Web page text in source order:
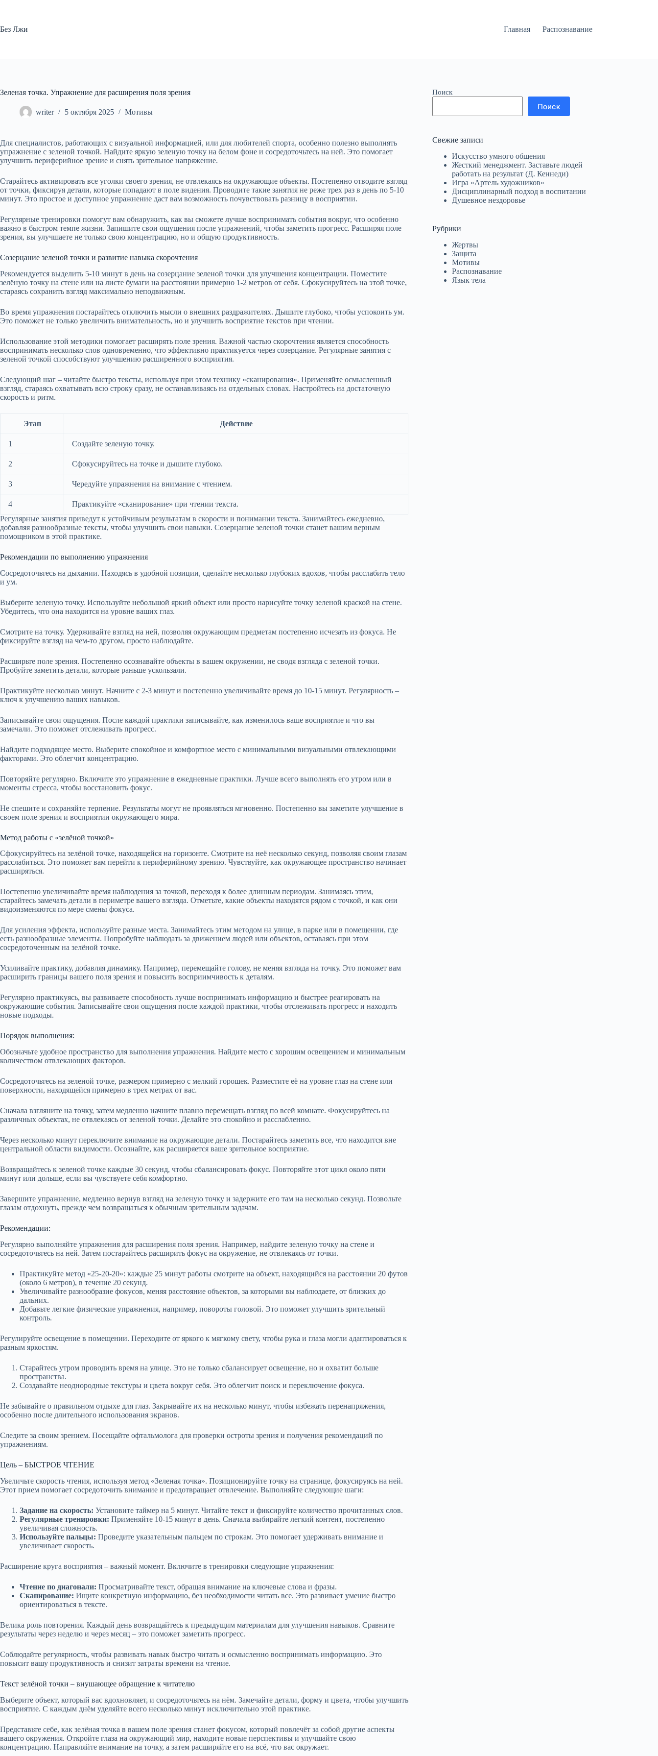
Без Лжи
Главная Распознавание
Зеленая точка. Упражнение для расширения поля зрения
writer 5 октября 2025 Мотивы
Для специалистов, работающих с визуальной информацией, или для любителей спорта, особенно полезно выполнять
упражнение с зеленой точкой. Найдите яркую зеленую точку на белом фоне и сосредоточьтесь на ней. Это помогает
улучшить периферийное зрение и снять зрительное напряжение.
Старайтесь активировать все уголки своего зрения, не отвлекаясь на окружающие объекты. Постепенно отводите взгляд
от точки, фиксируя детали, которые попадают в поле видения. Проводите такие занятия не реже трех раз в день по 5-10
минут. Это простое и доступное упражнение даст вам возможность почувствовать разницу в восприятии.
Регулярные тренировки помогут вам обнаружить, как вы сможете лучше воспринимать события вокруг, что особенно
важно в быстром темпе жизни. Запишите свои ощущения после упражнений, чтобы заметить прогресс. Расширяя поле
зрения, вы улучшаете не только свою концентрацию, но и общую продуктивность.
Созерцание зеленой точки и развитие навыка скорочтения
Рекомендуется выделить 5-10 минут в день на созерцание зеленой точки для улучшения концентрации. Поместите
зелёную точку на стене или на листе бумаги на расстоянии примерно 1-2 метров от себя. Сфокусируйтесь на этой точке,
стараясь сохранить взгляд максимально неподвижным.
Во время упражнения постарайтесь отключить мысли о внешних раздражителях. Дышите глубоко, чтобы успокоить ум.
Это поможет не только увеличить внимательность, но и улучшить восприятие текстов при чтении.
Использование этой методики помогает расширять поле зрения. Важной частью скорочтения является способность
воспринимать несколько слов одновременно, что эффективно практикуется через созерцание. Регулярные занятия с
зеленой точкой способствуют улучшению расширенного восприятия.
Следующий шаг – читайте быстро тексты, используя при этом технику «сканирования». Применяйте осмысленный
взгляд, стараясь охватывать всю строку сразу, не останавливаясь на отдельных словах. Настройтесь на достаточную
скорость и ритм.
Этап Действие
1 Создайте зеленую точку.
2 Сфокусируйтесь на точке и дышите глубоко.
3 Чередуйте упражнения на внимание с чтением.
4
Практикуйте «сканирование» при чтении текста.
Регулярные занятия приведут к устойчивым результатам в скорости и понимании текста. Занимайтесь ежедневно,
добавляя разнообразные тексты, чтобы улучшить свои навыки. Созерцание зеленой точки станет вашим верным
помощником в этой практике.
Рекомендации по выполнению упражнения
Сосредоточьтесь на дыхании. Находясь в удобной позиции, сделайте несколько глубоких вдохов, чтобы расслабить тело
и ум.
Выберите зеленую точку. Используйте небольшой яркий объект или просто нарисуйте точку зеленой краской на стене.
Убедитесь, что она находится на уровне ваших глаз.
Смотрите на точку. Удерживайте взгляд на ней, позволяя окружающим предметам постепенно исчезать из фокуса. Не
фиксируйте взгляд на чем-то другом, просто наблюдайте.
Расширьте поле зрения. Постепенно осознавайте объекты в вашем окружении, не сводя взгляда с зеленой точки.
Пробуйте заметить детали, которые раньше ускользали.
Практикуйте несколько минут. Начните с 2-3 минут и постепенно увеличивайте время до 10-15 минут. Регулярность –
ключ к улучшению ваших навыков.
Записывайте свои ощущения. После каждой практики записывайте, как изменилось ваше восприятие и что вы
замечали. Это поможет отслеживать прогресс.
Найдите подходящее место. Выберите спокойное и комфортное место с минимальными визуальными отвлекающими
факторами. Это облегчит концентрацию.
Повторяйте регулярно. Включите это упражнение в ежедневные практики. Лучше всего выполнять его утром или в
моменты стресса, чтобы восстановить фокус.
Не спешите и сохраняйте терпение. Результаты могут не проявляться мгновенно. Постепенно вы заметите улучшение в
своем поле зрения и восприятии окружающего мира.
Метод работы с «зелёной точкой»
Сфокусируйтесь на зелёной точке, находящейся на горизонте. Смотрите на неё несколько секунд, позволяя своим глазам
расслабиться. Это поможет вам перейти к периферийному зрению. Чувствуйте, как окружающее пространство начинает
расширяться.
Постепенно увеличивайте время наблюдения за точкой, переходя к более длинным периодам. Занимаясь этим,
старайтесь замечать детали в периметре вашего взгляда. Отметьте, какие объекты находятся рядом с точкой, и как они
видоизменяются по мере смены фокуса.
Для усиления эффекта, используйте разные места. Занимайтесь этим методом на улице, в парке или в помещении, где
есть разнообразные элементы. Попробуйте наблюдать за движением людей или объектов, оставаясь при этом
сосредоточенным на зелёной точке.
Усиливайте практику, добавляя динамику. Например, перемещайте голову, не меняя взгляда на точку. Это поможет вам
расширить границы вашего поля зрения и повысить восприимчивость к деталям.
Регулярно практикуясь, вы развиваете способность лучше воспринимать информацию и быстрее реагировать на
окружающие события. Записывайте свои ощущения после каждой практики, чтобы отслеживать прогресс и находить
новые подходы.
Порядок выполнения:
Обозначьте удобное пространство для выполнения упражнения. Найдите место с хорошим освещением и минимальным
количеством отвлекающих факторов.
Сосредоточьтесь на зеленой точке, размером примерно с мелкий горошек. Разместите её на уровне глаз на стене или
поверхности, находящейся примерно в трех метрах от вас.
Сначала взгляните на точку, затем медленно начните плавно перемещать взгляд по всей комнате. Фокусируйтесь на
различных объектах, не отвлекаясь от зеленой точки. Делайте это спокойно и расслабленно.
Через несколько минут переключите внимание на окружающие детали. Постарайтесь заметить все, что находится вне
центральной области видимости. Осознайте, как расширяется ваше зрительное восприятие.
Возвращайтесь к зеленой точке каждые 30 секунд, чтобы сбалансировать фокус. Повторяйте этот цикл около пяти
минут или дольше, если вы чувствуете себя комфортно.
Завершите упражнение, медленно вернув взгляд на зеленую точку и задержите его там на несколько секунд. Позвольте
глазам отдохнуть, прежде чем возвращаться к обычным зрительным задачам.
Рекомендации:
Регулярно выполняйте упражнения для расширения поля зрения. Например, найдите зеленую точку на стене и
сосредоточьтесь на ней. Затем постарайтесь расширить фокус на окружение, не отвлекаясь от точки.
Практикуйте метод «25-20-20»: каждые 25 минут работы смотрите на объект, находящийся на расстоянии 20 футов
(около 6 метров), в течение 20 секунд.
Увеличивайте разнообразие фокусов, меняя расстояние объектов, за которыми вы наблюдаете, от близких до
дальних.
Добавьте легкие физические упражнения, например, повороты головой. Это поможет улучшить зрительный
контроль.
Регулируйте освещение в помещении. Переходите от яркого к мягкому свету, чтобы рука и глаза могли адаптироваться к
разным яркостям.
Старайтесь утром проводить время на улице. Это не только сбалансирует освещение, но и охватит больше
пространства.
Создавайте неоднородные текстуры и цвета вокруг себя. Это облегчит поиск и переключение фокуса.
Не забывайте о правильном отдыхе для глаз. Закрывайте их на несколько минут, чтобы избежать перенапряжения,
особенно после длительного использования экранов.
Следите за своим зрением. Посещайте офтальмолога для проверки остроты зрения и получения рекомендаций по
упражнениям.
Цель – БЫСТРОЕ ЧТЕНИЕ
Увеличьте скорость чтения, используя метод «Зеленая точка». Позиционируйте точку на странице, фокусируясь на ней.
Этот прием помогает сосредоточить внимание и предотвращает отвлечение. Выполняйте следующие шаги:
Задание на скорость: Установите таймер на 5 минут. Читайте текст и фиксируйте количество прочитанных слов.
Регулярные тренировки: Применяйте 10-15 минут в день. Сначала выбирайте легкий контент, постепенно
увеличивая сложность.
Используйте пальцы: Проведите указательным пальцем по строкам. Это помогает удерживать внимание и
увеличивает скорость.
Расширение круга восприятия – важный момент. Включите в тренировки следующие упражнения:
Чтение по диагонали: Просматривайте текст, обращая внимание на ключевые слова и фразы.
Сканирование: Ищите конкретную информацию, без необходимости читать все. Это развивает умение быстро
ориентироваться в тексте.
Велика роль повторения. Каждый день возвращайтесь к предыдущим материалам для улучшения навыков. Сравните
результаты через неделю и через месяц – это поможет заметить прогресс.
Соблюдайте регулярность, чтобы развивать навык быстро читать и осмысленно воспринимать информацию. Это
повысит вашу продуктивность и снизит затраты времени на чтение.
Текст зелёной точки – внушающее обращение к читателю
Выберите объект, который вас вдохновляет, и сосредоточьтесь на нём. Замечайте детали, форму и цвета, чтобы улучшить
восприятие. С каждым днём уделяйте всего несколько минут исключительно этой практике.
Представьте себе, как зелёная точка в вашем поле зрения станет фокусом, который повлечёт за собой другие аспекты
вашего окружения. Откройте глаза на окружающий мир, находите новые перспективы и улучшайте свою
концентрацию. Направляйте внимание на точку, а затем расширяйте его на всё, что вас окружает.
Поиск
Поиск
Свежие записи
Искусство умного общения
Жесткий менеджмент. Заставьте людей
работать на результат (Д. Кеннеди)
Игра «Артель художников»
Дисциплинарный подход в воспитании
Душевное нездоровье
Рубрики
Жертвы
Защита
Мотивы
Распознавание
Язык тела